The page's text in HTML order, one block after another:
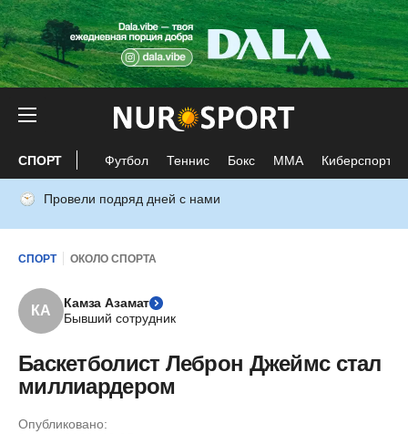
СПОРТ Футбол Теннис Бокс ММА Киберспорт
Провели подряд дней с нами
СПОРТ ОКОЛО СПОРТА
КА
Камза Азамат
Бывший сотрудник
Баскетболист Леброн Джеймс стал
миллиардером
Опубликовано: